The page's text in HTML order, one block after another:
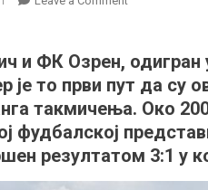
између
Требича
и
и ФК Озрен, одигран
је то први пут да
такмичења. Око
фудбалској
резултатом 3:1 у